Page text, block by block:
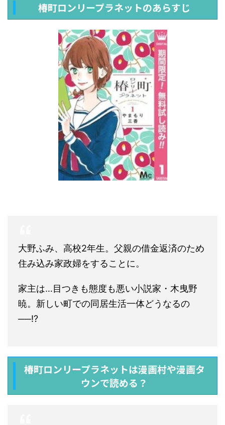
椿町ロンリープラネットのあらすじ
大野ふみ、高校2年生。父親の借金返済のため
住み込み家政婦をすることに。
家主は…目つきも態度も悪い小説家・木曳野
暁。新しい町での同居生活一体どうなるの
──!?
椿町ロンリープラネットは漫画村や漫画タ
ウンで読める？